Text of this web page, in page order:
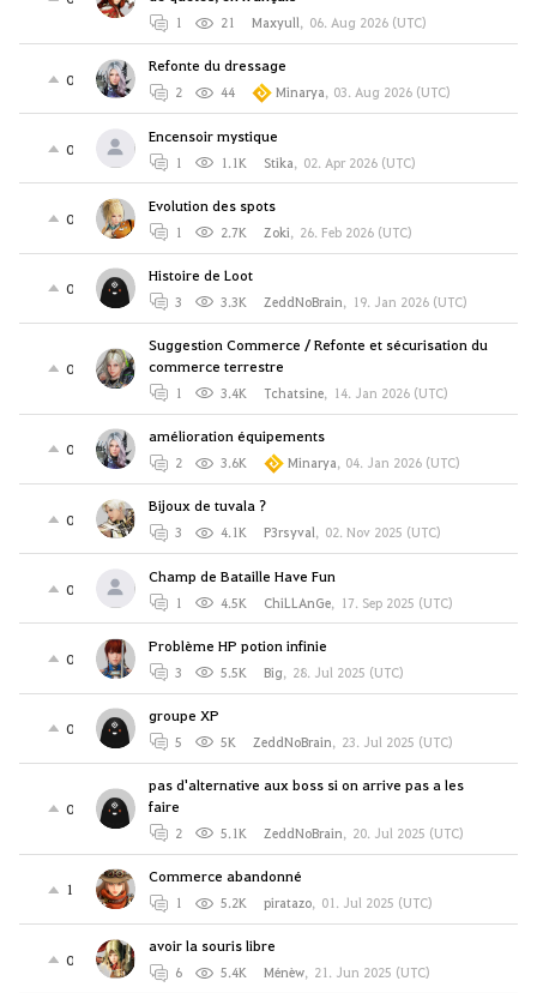
1 21 Maxyull, 06. Aug 2026 (UTC)
0
Refonte du dressage
2 44 Minarya, 03. Aug 2026 (UTC)
0
Encensoir mystique
1 1.1K Stika, 02. Apr 2026 (UTC)
0
Evolution des spots
1 2.7K Zoki, 26. Feb 2026 (UTC)
0
Histoire de Loot
3 3.3K ZeddNoBrain, 19. Jan 2026 (UTC)
0
Suggestion Commerce / Refonte et sécurisation du
commerce terrestre
1 3.4K Tchatsine, 14. Jan 2026 (UTC)
0
amélioration équipements
2 3.6K Minarya, 04. Jan 2026 (UTC)
0
Bijoux de tuvala ?
3 4.1K P3rsyval, 02. Nov 2025 (UTC)
0
Champ de Bataille Have Fun
1 4.5K ChiLLAnGe, 17. Sep 2025 (UTC)
0
Problème HP potion infinie
3 5.5K Big, 28. Jul 2025 (UTC)
0
groupe XP
5 5K ZeddNoBrain, 23. Jul 2025 (UTC)
0
pas d'alternative aux boss si on arrive pas a les
faire
2 5.1K ZeddNoBrain, 20. Jul 2025 (UTC)
1
Commerce abandonné
1 5.2K piratazo, 01. Jul 2025 (UTC)
0
avoir la souris libre
6 5.4K Ménèw, 21. Jun 2025 (UTC)